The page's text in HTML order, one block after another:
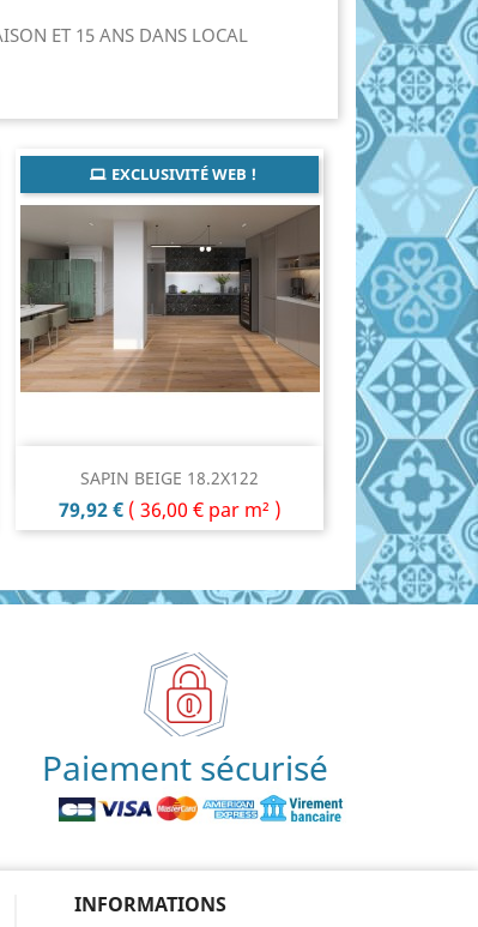
ET 15 ANS DANS LOCAL
SAPIN BEIGE 18.2X122
Prix
79,92 € ( 36,00 € par m² )
EXCLUSIVITÉ WEB !
Aperçu rapide
Paiement sécurisé
INFORMATIONS